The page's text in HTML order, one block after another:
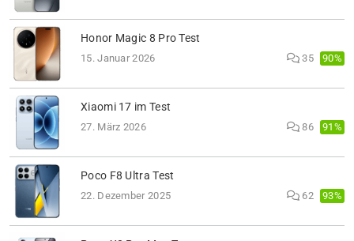
Honor Magic 8 Pro Test
15. Januar 2026 35 90%
Xiaomi 17 im Test
27. März 2026 86 91%
Poco F8 Ultra Test
22. Dezember 2025 62 93%